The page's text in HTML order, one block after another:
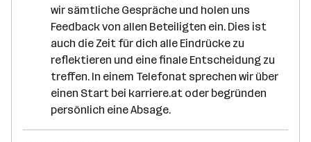
wir sämtliche Gespräche und holen uns
Feedback von allen Beteiligten ein. Dies ist
auch die Zeit für dich alle Eindrücke zu
reflektieren und eine finale Entscheidung zu
treffen. In einem Telefonat sprechen wir über
einen Start bei karriere.at oder begründen
persönlich eine Absage.